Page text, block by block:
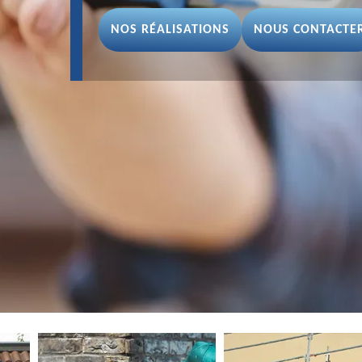
NOS RÉALISATIONS NOUS